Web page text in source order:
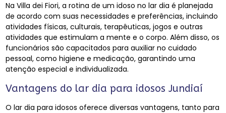
Na Villa dei Fiori, a rotina de um idoso no lar dia é planejada
de acordo com suas necessidades e preferências, incluindo
atividades físicas, culturais, terapêuticas, jogos e outras
atividades que estimulam a mente e o corpo. Além disso, os
funcionários são capacitados para auxiliar no cuidado
pessoal, como higiene e medicação, garantindo uma
atenção especial e individualizada.
Vantagens do lar dia para idosos Jundiaí
O lar dia para idosos oferece diversas vantagens, tanto para